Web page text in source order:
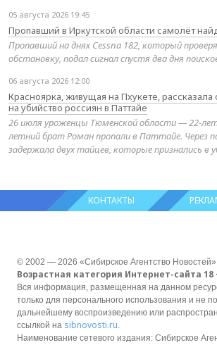
05 августа 2026 19:45
Пропавший в Иркутской области самолёт
Пропавший на днях Cessna 182, который
обстановку, подал сигнал спустя два дня
06 августа 2026 12:00
Красноярка, живущая на Пхукете,
на убийство россиян в Паттайе
26 июля уроженцы Тюменской области — 22-
летний брат Роман пропали в Паттайе. Через
задержала двух тайцев, которые признались в
КОНТАКТЫ
© 2002 — 2026 «Сибирское Агентство Новостей»
Возрастная категория Интернет-сайта 18
Вся информация, размещенная на данном
только для персонального использования и не
дальнейшему воспроизведению или
ссылкой на sibnovosti.ru.
Наименование сетевого издания: Сибирское